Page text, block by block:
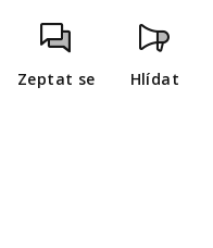
Zeptat se Hlídat